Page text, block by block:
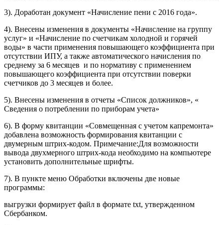
3). Доработан документ «Начисление пени с 2016 года».
4). Внесены изменения в документы «Начисление на группу
услуг» и «Начисление по счетчикам холодной и горячей
воды» в части применения повышающего коэффициента при
отсутствии ИПУ, а также автоматического начисления по
среднему за 6 месяцев и по нормативу с применением
повышающего коэффициента при отсутствии поверки
счетчиков до 3 месяцев и более.
5). Внесены изменения в отчеты «Список должников», «
Сведения о потреблении по приборам учета»
6). В форму квитанции «Совмещенная с учетом капремонта»
добавлена возможность формирования квитанции с
двумерным штрих-кодом. Примечание:Для возможности
вывода двухмерного штрих-кода необходимо на компьютере
установить дополнительные шрифты.
7). В пункте меню Обработки включены две новые
программы:
выгрузки формирует файл в формате txt, утвержденном
Сбербанком.